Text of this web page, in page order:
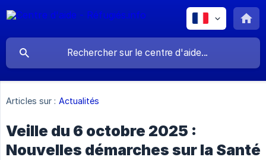
Articles sur : Actualités
Veille du 6 octobre 2025 :
Nouvelles démarches sur la Santé